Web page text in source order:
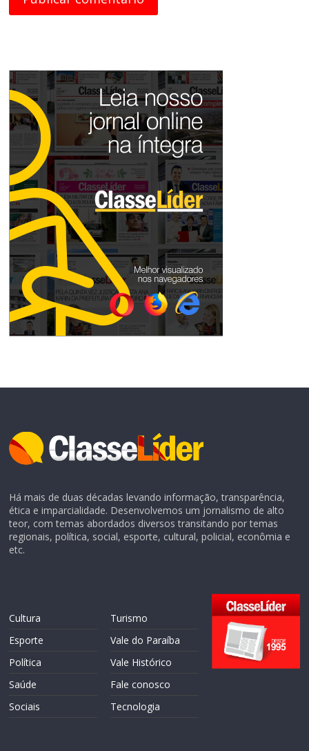
Há mais de duas décadas levando informação, transparência,
ética e imparcialidade. Desenvolvemos um jornalismo de alto
teor, com temas abordados diversos transitando por temas
regionais, política, social, esporte, cultural, policial, econômia e
etc.
Cultura
Esporte
Política
Saúde
Sociais
Turismo
Vale do Paraíba
Vale Histórico
Fale conosco
Tecnologia